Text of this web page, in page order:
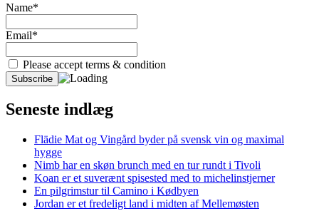
Name*
Email*
Please accept terms & condition
Seneste indlæg
Flädie Mat og Vingård byder på svensk vin og maximal
hygge
Nimb har en skøn brunch med en tur rundt i Tivoli
Koan er et suverænt spisested med to michelinstjerner
En pilgrimstur til Camino i Kødbyen
Jordan er et fredeligt land i midten af Mellemøsten